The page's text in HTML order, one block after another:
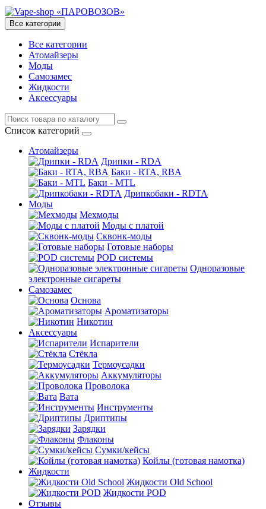
Все категории
Все категории
Атомайзеры
Моды
Самозамес
Жидкости
Аксессуары
Список категорий
Атомайзеры
Дрипки - RDA
Баки - RTA, RBA
Баки - MTL
Дрипкобаки - RDTA
Моды
Мехмоды
Моды с платой
Сквонк-моды
Готовые наборы
POD системы
Одноразовые
электронные сигареты
Самозамес
Основа
Ароматизаторы
Никотин
Аксессуары
Испарители
Стёкла
Термоусадки
Аккумуляторы
Проволока
Вата
Инструменты
Дриптипы
Зарядки
Флаконы
Сумки/кейсы
Койлы (готовая намотка)
Жидкости
Жидкости Old School
Жидкости POD
Отзывы